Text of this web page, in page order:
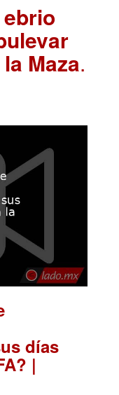
Maza.
días
|